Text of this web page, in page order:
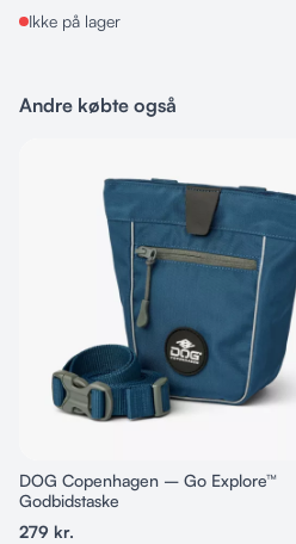
Ikke på lager
Andre købte også
DOG Copenhagen – Go Explore™
Godbidstaske
279 kr.